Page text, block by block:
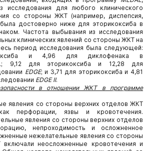
исследования для любого клинического
со стороны ЖКТ (например, диспепсия,
достоверно ниже для эторикоксиба в
Частота выбывания из исследования
клинических явлений со стороны ЖКТ на
период исследования была следующей:
и 4,96 для диклофенака в
; 9,12 для эторикоксиба и 12,28 для
EDGE; и 3,71 для эторикоксиба и 4,81
EDGE II.
в отношении ЖКТ в программе
явления со стороны верхних отделов ЖКТ
перфорации, язвы и кровотечения.
явления со стороны верхних отделов
непроходимость и осложненное
нежелательные явления со стороны
неосложненные кровотечения и